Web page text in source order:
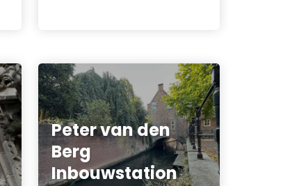
Peter van den
Berg
Inbouwstation